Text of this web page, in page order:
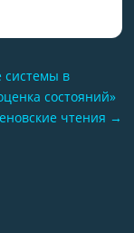
в
состояний»
чтения →